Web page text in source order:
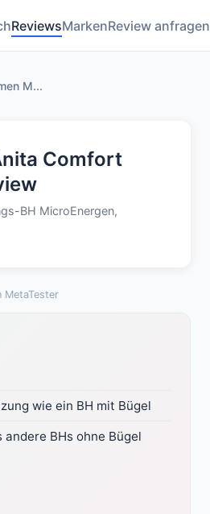
ReviewsMarkenReview anfragen
M...
Comfort
BH MicroEnergen,
MetaTester
wie ein BH mit Bügel
andere BHs ohne Bügel